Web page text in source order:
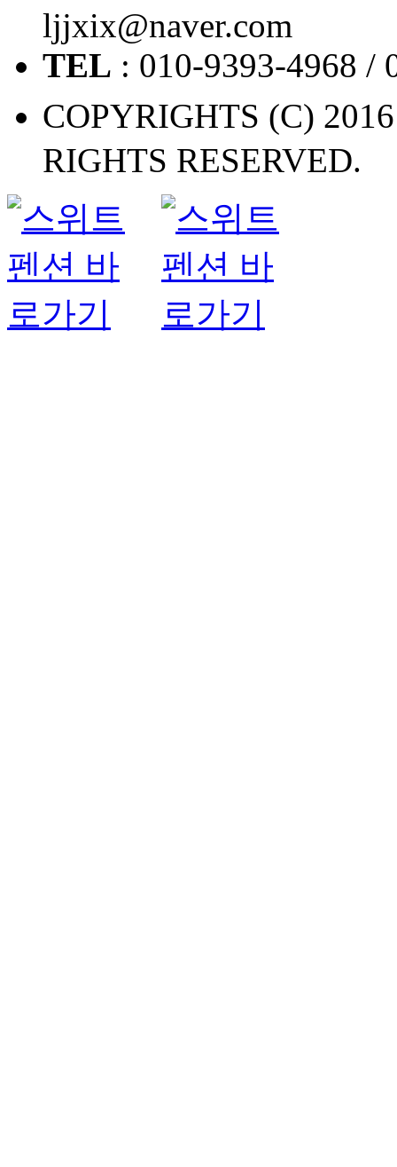
ljjxix@naver.com
TEL : 010-9393-4968 /
COPYRIGHTS (C)
RIGHTS RESERVED.